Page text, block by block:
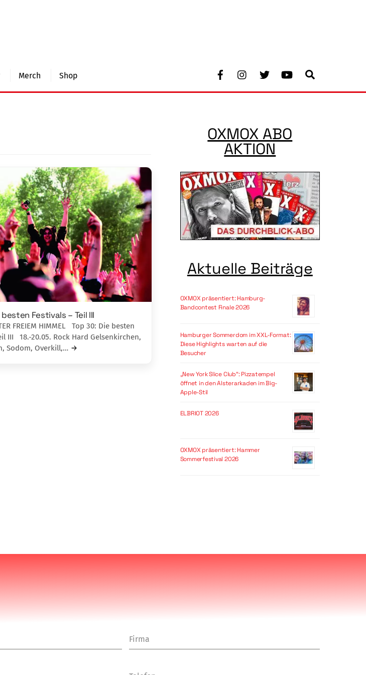
Facebook Youtube
Merch Shop
Festivals – Teil III
FREIEM HIMMEL Top 30: Die besten
III 18.-20.05. Rock Hard Gelsenkirchen,
Sodom, Overkill,…
OXMOX ABO
AKTION
Aktuelle Beiträge
OXMOX präsentiert: Hamburg-
Bandcontest Finale 2026
Hamburger Sommerdom im XXL-Format:
Diese Highlights warten auf die
Besucher
„New York Slice Club“: Pizzatempel
öffnet in den Alsterarkaden im Big-
Apple-Stil
ELBRIOT 2026
OXMOX präsentiert: Hammer
Sommerfestival 2026
Firma